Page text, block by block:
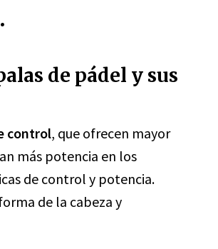
de pádel y sus
control, que ofrecen mayor
más potencia en los
de control y potencia.
de la cabeza y